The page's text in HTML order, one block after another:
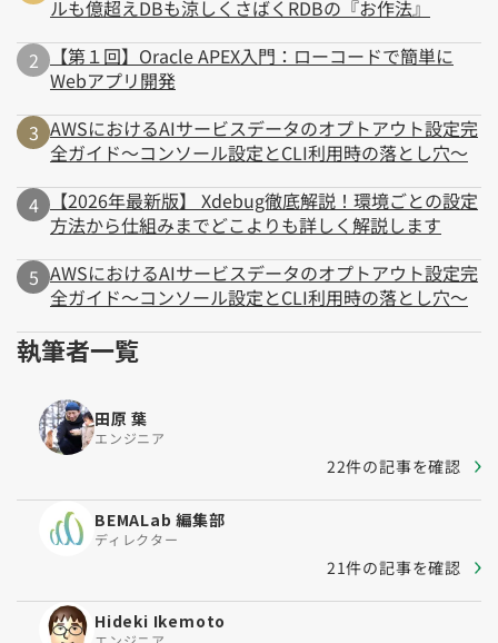
ルも億超えDBも涼しくさばくRDBの『お作法』
【第１回】Oracle APEX入門：ローコードで簡単に
Webアプリ開発
AWSにおけるAIサービスデータのオプトアウト設定完
全ガイド～コンソール設定とCLI利用時の落とし穴～
【2026年最新版】 Xdebug徹底解説！環境ごとの設定
方法から仕組みまでどこよりも詳しく解説します
AWSにおけるAIサービスデータのオプトアウト設定完
全ガイド～コンソール設定とCLI利用時の落とし穴～
執筆者一覧
田原 葉
エンジニア
22件の記事を確認
BEMALab 編集部
ディレクター
21件の記事を確認
Hideki Ikemoto